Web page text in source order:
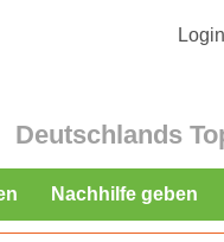
Login
Deutschlands
Nachhilfe geben